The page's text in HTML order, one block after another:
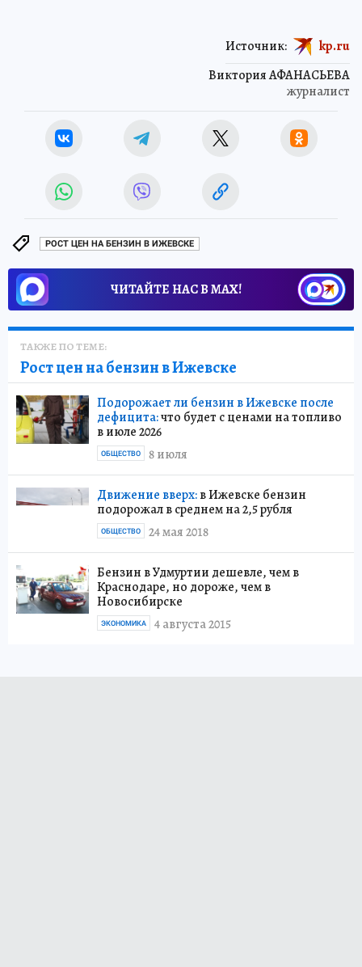
Виктория АФАНАСЬЕВА
журналист
Источник: kp.ru
РОСТ ЦЕН НА БЕНЗИН В ИЖЕВСКЕ
ЧИТАЙТЕ НАС В МАХ!
ТАКЖЕ ПО ТЕМЕ:
Рост цен на бензин в Ижевске
Подорожает ли бензин в Ижевске после
дефицита:что будет с ценами на топливо
в июле 2026
8 июля
ОБЩЕСТВО
Движение вверх:в Ижевске бензин
подорожал в среднем на 2,5 рубля
24 мая 2018
ОБЩЕСТВО
Бензин в Удмуртии дешевле, чем в
Краснодаре, но дороже, чем в
Новосибирске
4 августа 2015
ЭКОНОМИКА